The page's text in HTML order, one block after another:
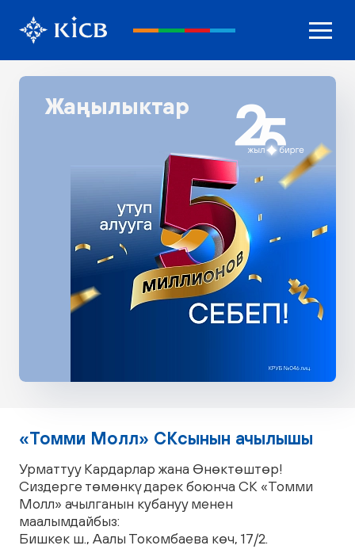
Жаңылыктар
«Томми Молл» СКсынын ачылышы
Урматтуу Кардарлар жана Өнөктөштөр!
Сиздерге төмөнкү дарек боюнча СК «Томми
Молл» ачылганын кубануу менен
маалымдайбыз:
Бишкек ш., Аалы Токомбаева көч, 17/2.